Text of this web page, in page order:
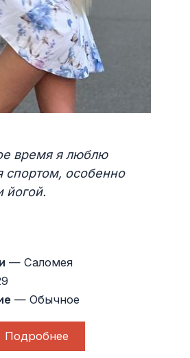
время я люблю
спортом, особенно
йогой.
— Саломея
— Обычное
Подробнее